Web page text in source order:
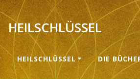
HEILSCHLÜSSEL
HEILSCHLÜSSEL DIE